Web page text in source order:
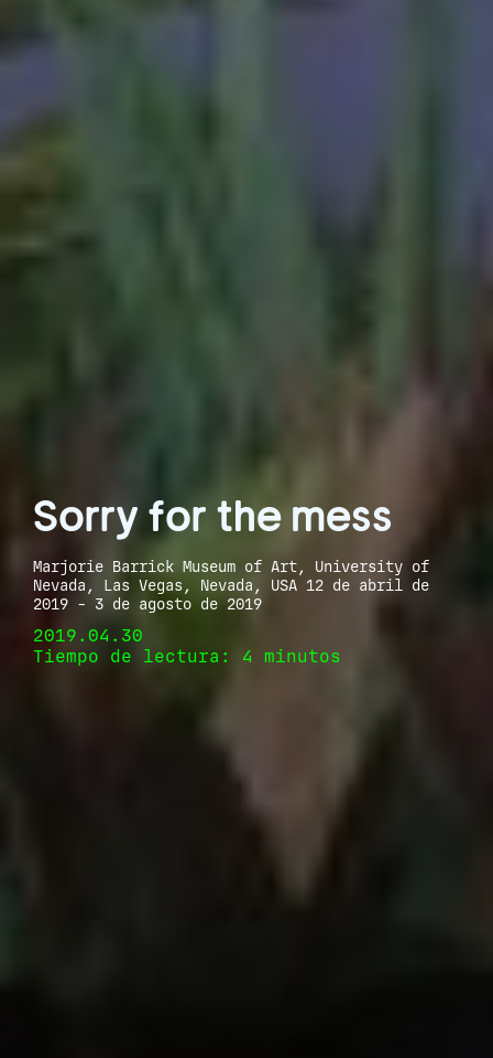
Sorry for the mess
Marjorie Barrick Museum of Art, University of
Nevada, Las Vegas, Nevada, USA 12 de abril de
2019 - 3 de agosto de 2019
2019.04.30
Tiempo de lectura: 4 minutos